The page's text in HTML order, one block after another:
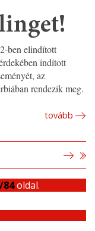
ben elindított
indított
az
rendezik meg.
tovább
84oldal.